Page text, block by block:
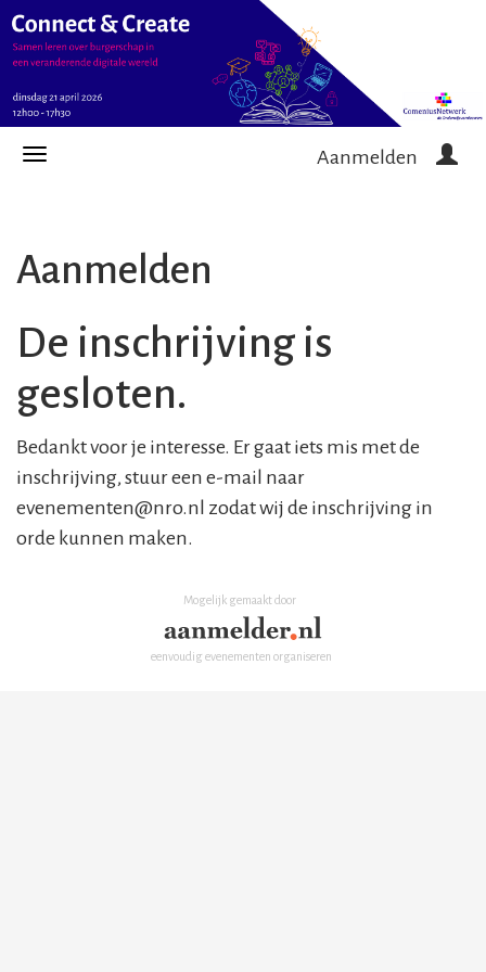
Aanmelden
Aanmelden
De inschrijving is
gesloten.
Bedankt voor je interesse. Er gaat iets mis met de
inschrijving, stuur een e-mail naar
evenementen@nro.nl zodat wij de inschrijving in
orde kunnen maken.
Mogelijk gemaakt door
eenvoudig evenementen organiseren